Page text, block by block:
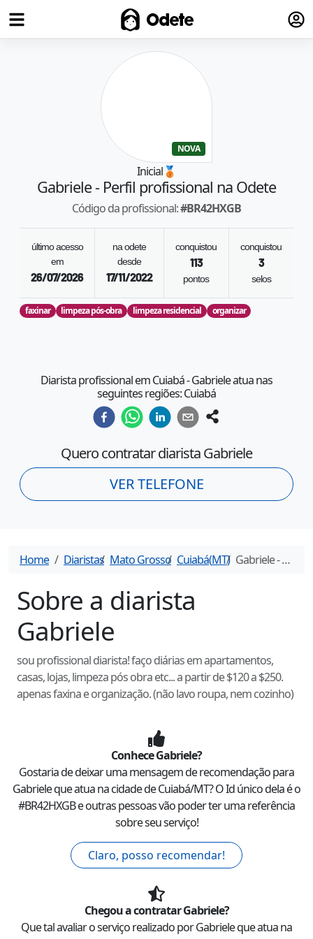
Odete
NOVA
Inicial🥉
Gabriele- Perfil profissional na Odete
Código da profissional:#BR42HXGB
último acesso
em
26/07/2026
na odete
desde
17/11/2022
conquistou
113
pontos
conquistou
3
selos
faxinar limpeza pós-obra limpeza residencial organizar
Diarista profissional em Cuiabá - Gabriele atua nas
seguintes regiões: Cuiabá
Quero contratar diaristaGabriele
VER TELEFONE
Home Diaristas Mato Grosso Cuiabá(MT) Gabriele- Diarista em
Sobre a diarista
Gabriele
sou profissional diarista! faço diárias em apartamentos,
casas, lojas, limpeza pós obra etc... a partir de $120 a $250.
apenas faxina e organização. (não lavo roupa, nem cozinho)
ConheceGabriele?
Gostaria de deixar uma mensagem de recomendação para
Gabrieleque atua na cidade deCuiabá/MT? O Id único dela é o
#BR42HXGBe outras pessoas vão poder ter uma referência
sobre seu serviço!
Claro, posso recomendar!
Chegou a contratarGabriele?
Que tal avaliar o serviço realizado porGabrieleque atua na